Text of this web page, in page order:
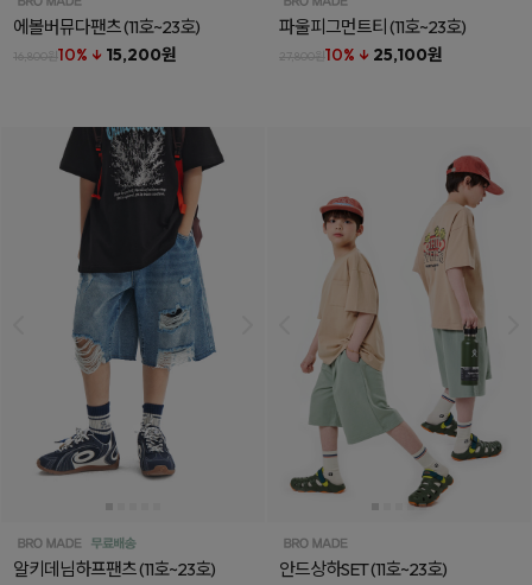
에볼버뮤다팬츠(11호~23호)
16,800원10% ↓ 15,200원
파울피그먼트티(11호~23호)
27,800원10% ↓ 25,100원
알키데님하프팬츠(11호~23호) 안드상하SET(11호~23호)